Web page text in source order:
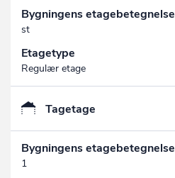
Bygningens etagebetegnelse
st
Etagetype
Regulær etage
Tagetage
Bygningens etagebetegnelse
1